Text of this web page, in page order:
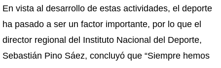
En vista al desarrollo de estas actividades, el deporte
ha pasado a ser un factor importante, por lo que el
director regional del Instituto Nacional del Deporte,
Sebastián Pino Sáez, concluyó que “Siempre hemos